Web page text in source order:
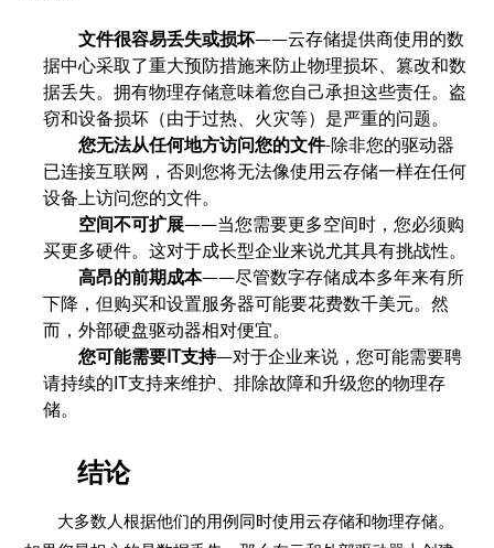
文件很容易丢失或损坏——云存储提供商使用的数
据中心采取了重大预防措施来防止物理损坏、篡改和数
据丢失。拥有物理存储意味着您自己承担这些责任。盗
窃和设备损坏（由于过热、火灾等）是严重的问题。
您无法从任何地方访问您的文件-除非您的驱动器
已连接互联网，否则您将无法像使用云存储一样在任何
设备上访问您的文件。
空间不可扩展——当您需要更多空间时，您必须购
买更多硬件。这对于成长型企业来说尤其具有挑战性。
高昂的前期成本——尽管数字存储成本多年来有所
下降，但购买和设置服务器可能要花费数千美元。然
而，外部硬盘驱动器相对便宜。
您可能需要IT支持—对于企业来说，您可能需要聘
请持续的IT支持来维护、排除故障和升级您的物理存
储。
结论
大多数人根据他们的用例同时使用云存储和物理存储。